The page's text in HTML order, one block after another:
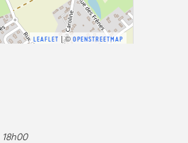
LEAFLET | ©OPENSTREETMAP
18h00